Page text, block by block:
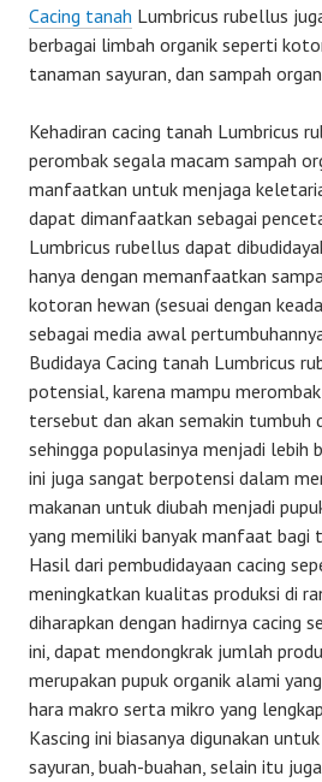
Cacing tanah Lumbricus rubellus
berbagai limbah organik seperti
tanaman sayuran, dan sampah
Kehadiran cacing tanah Lumbricus
perombak segala macam sampah
manfaatkan untuk menjaga
dapat dimanfaatkan sebagai
Lumbricus rubellus dapat
hanya dengan memanfaatkan
kotoran hewan (sesuai dengan
sebagai media awal
Budidaya Cacing tanah Lumbricus
potensial, karena mampu
tersebut dan akan semakin tumbuh
sehingga populasinya menjadi lebih
ini juga sangat berpotensi dalam
makanan untuk diubah menjadi
yang memiliki banyak manfaat bagi
Hasil dari pembudidayaan cacing
meningkatkan kualitas produksi di
diharapkan dengan hadirnya cacing
ini, dapat mendongkrak jumlah
merupakan pupuk organik alami
hara makro serta mikro yang
Kascing ini biasanya digunakan
sayuran, buah-buahan, selain itu